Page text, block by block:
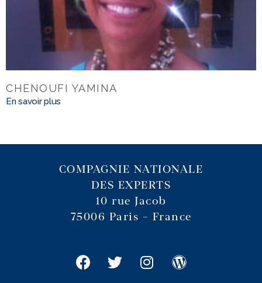
CHENOUFI YAMINA
En savoir plus
COMPAGNIE NATIONALE
DES EXPERTS
10 rue Jacob
75006 Paris – France